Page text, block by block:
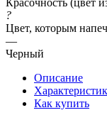
?
Цвет, которым
—
Черный
Описание
Как купить